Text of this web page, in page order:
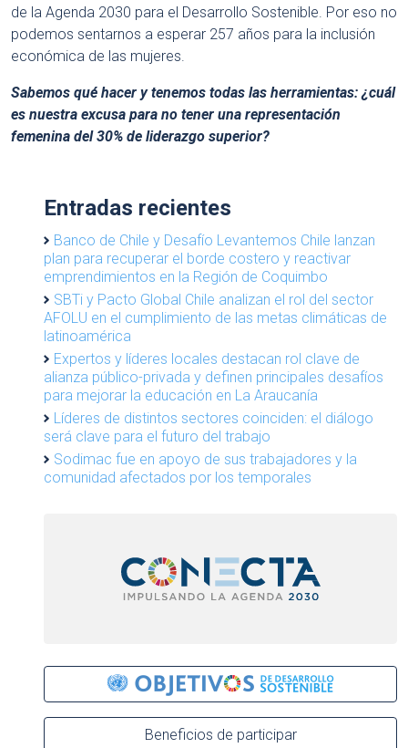
de la Agenda 2030 para el Desarrollo Sostenible. Por eso no
podemos sentarnos a esperar 257 años para la inclusión
económica de las mujeres.
Sabemos qué hacer y tenemos todas las herramientas: ¿cuál
es nuestra excusa para no tener una representación
femenina del 30% de liderazgo superior?
Entradas recientes
Banco de Chile y Desafío Levantemos Chile lanzan
plan para recuperar el borde costero y reactivar
emprendimientos en la Región de Coquimbo
SBTi y Pacto Global Chile analizan el rol del sector
AFOLU en el cumplimiento de las metas climáticas de
latinoamérica
Expertos y líderes locales destacan rol clave de
alianza público-privada y definen principales desafíos
para mejorar la educación en La Araucanía
Líderes de distintos sectores coinciden: el diálogo
será clave para el futuro del trabajo
Sodimac fue en apoyo de sus trabajadores y la
comunidad afectados por los temporales
Beneficios de participar